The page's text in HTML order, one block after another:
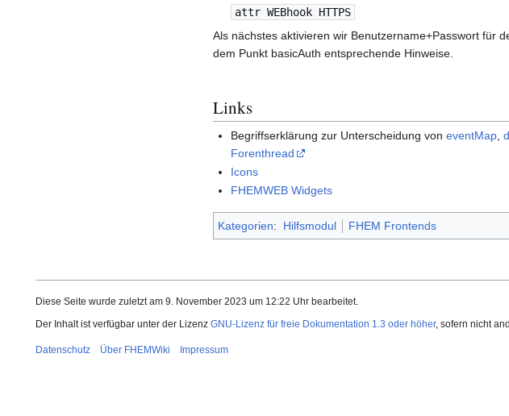
attr WEBhook HTTPS
Als nächstes aktivieren wir Benutzername+Passwort für
dem Punkt basicAuth entsprechende Hinweise.
Links
Begriffserklärung zur Unterscheidung voneventMap ,
Forenthread
Icons
FHEMWEB Widgets
Kategorien: Hilfsmodul FHEM Frontends
Diese Seite wurde zuletzt am 9. November 2023 um 12:22 Uhr bearbeitet.
Der Inhalt ist verfügbar unter der Lizenz GNU-Lizenz für freie Dokumentation 1.3 oder höher, sofern nicht
Datenschutz Über FHEMWiki Impressum